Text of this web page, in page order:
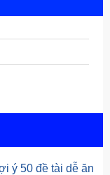
ý 50 đề tài dễ ăn